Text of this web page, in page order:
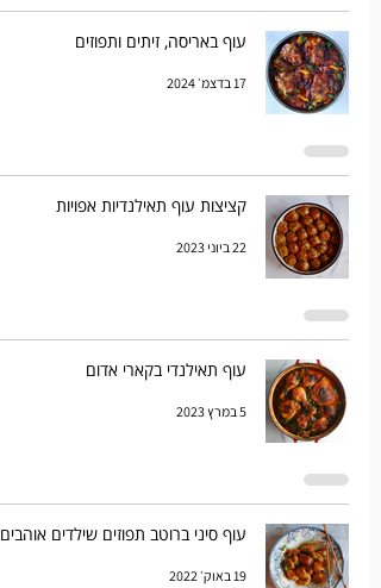
עוף באריסה, זיתים ותפוזים
17 בדצמ׳ 2024
קציצות עוף תאילנדיות אפויות
22 ביוני 2023
עוף תאילנדי בקארי אדום
5 במרץ 2023
עוף סיני ברוטב תפוזים שילדים אוהבים
19 באוק׳ 2022